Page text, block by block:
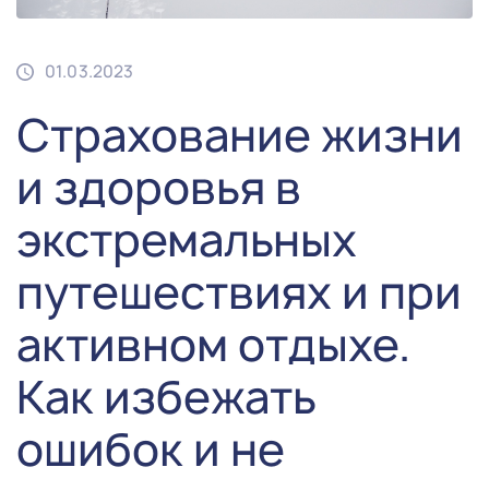
01.03.2023
Страхование жизни
и здоровья в
экстремальных
путешествиях и при
активном отдыхе.
Как избежать
ошибок и не